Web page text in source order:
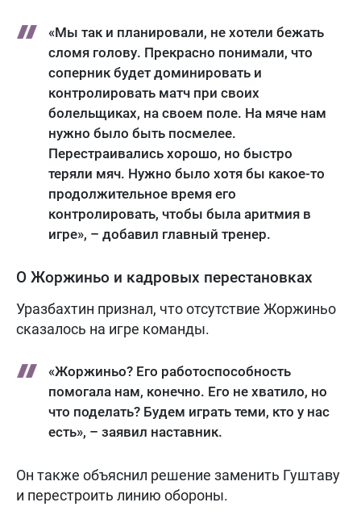
«Мы так и планировали, не хотели бежать
сломя голову. Прекрасно понимали, что
соперник будет доминировать и
контролировать матч при своих
болельщиках, на своем поле. На мяче нам
нужно было быть посмелее.
Перестраивались хорошо, но быстро
теряли мяч. Нужно было хотя бы какое-то
продолжительное время его
контролировать, чтобы была аритмия в
игре», – добавил главный тренер.
О Жоржиньо и кадровых перестановках
Уразбахтин признал, что отсутствие Жоржиньо
сказалось на игре команды.
«Жоржиньо? Его работоспособность
помогала нам, конечно. Его не хватило, но
что поделать? Будем играть теми, кто у нас
есть», – заявил наставник.
Он также объяснил решение заменить Гуштаву
и перестроить линию обороны.